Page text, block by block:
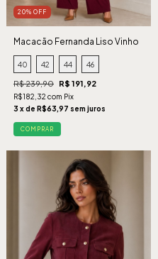
20% OFF
Macacão Fernanda Liso Vinho
40 42 44 46
R$ 239,90 R$ 191,92
R$182,32 com Pix
3 x de R$63,97 sem juros
COMPRAR